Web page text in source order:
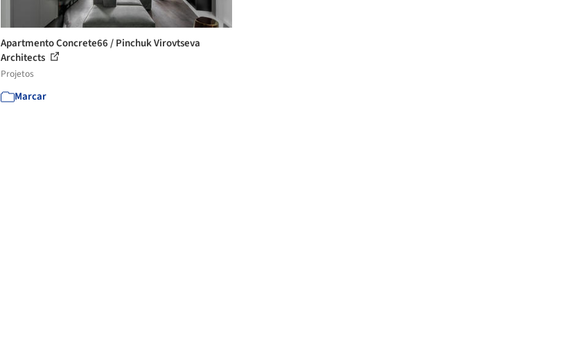
Apartmento Concrete66 / Pinchuk Virovtseva
Architects
Projetos
Marcar